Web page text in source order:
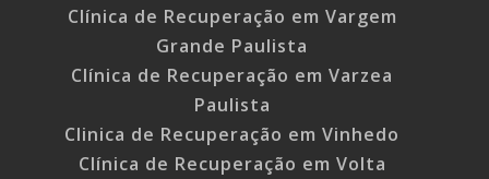
Clínica de Recuperação em Vargem
Grande Paulista
Clínica de Recuperação em Varzea
Paulista
Clinica de Recuperação em Vinhedo
Clínica de Recuperação em Volta